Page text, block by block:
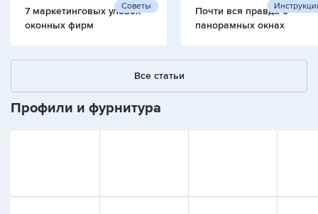
Советы
7 маркетинговых уловок
оконных фирм
Почти вся правда о
панорамных окнах
Все статьи
Профили и фурнитура